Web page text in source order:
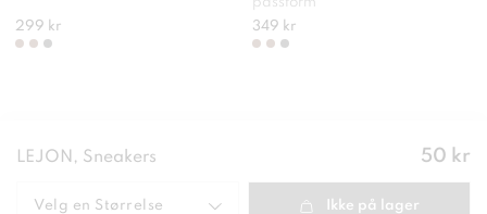
299 kr
passform
349 kr
LEJON, Sneakers Pris:
50 kr
Velg en Størrelse Ikke på lager